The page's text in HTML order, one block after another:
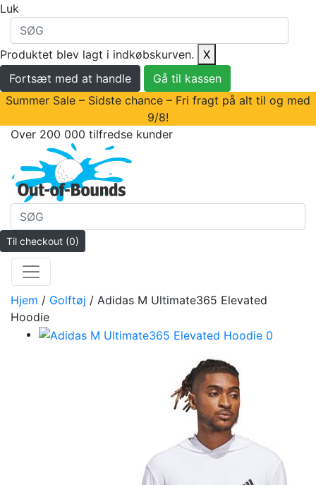
Luk
Produktet blev lagt i indkøbskurven.
X
Fortsæt med at handle
Gå til kassen
Summer Sale – Sidste chance – Fri fragt på alt til og med
9/8!
Over 200 000 tilfredse kunder
Til checkout (0)
Hjem / Golftøj / Adidas M Ultimate365 Elevated
Hoodie